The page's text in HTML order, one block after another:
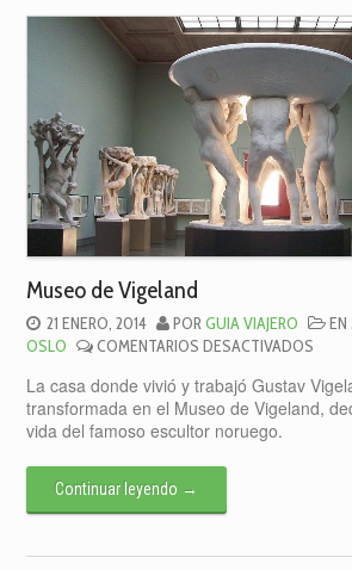
Museo de Vigeland
21 ENERO, 2014 PORGUIA VIAJERO EN
OSLO
COMENTARIOS DESACTIVADOS
DE
La casa donde vivió y trabajó Gustav
transformada en el Museo de Vigeland,
vida del famoso escultor noruego.
Continuar leyendo →